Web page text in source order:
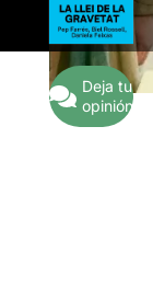
Deja tu
opinión